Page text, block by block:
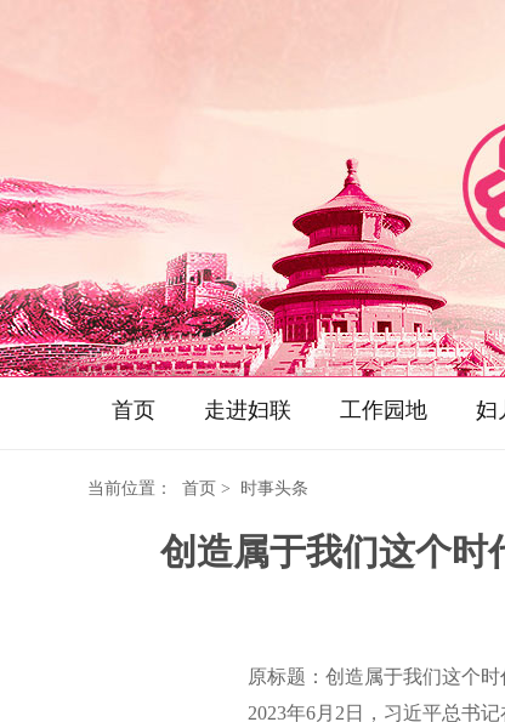
首页 走进妇联 工作园地 妇
当前位置： 首页 > 时事头条
创造属于我们这个
原标题：创造属于我们这个时
2023年6月2日，习近平总书记